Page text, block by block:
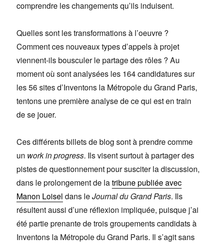
comprendre les changements qu’ils induisent.
Quelles sont les transformations à l’oeuvre ?
Comment ces nouveaux types d’appels à projet
viennent-ils bousculer le partage des rôles ? Au
moment où sont analysées les 164 candidatures sur
les 56 sites d’Inventons la Métropole du Grand Paris,
tentons une première analyse de ce qui est en train
de se jouer.
Ces différents billets de blog sont à prendre comme
un work in progress. Ils visent surtout à partager des
pistes de questionnement pour susciter la discussion,
dans le prolongement de latribune publiée avec
Manon Loisel dans leJournal du Grand Paris. Ils
résultent aussi d’une réflexion impliquée, puisque j’ai
été partie prenante de trois groupements candidats à
Inventons la Métropole du Grand Paris. Il s’agit sans